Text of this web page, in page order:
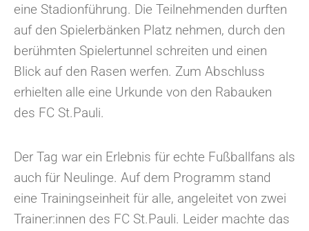
eine Stadionführung. Die Teilnehmenden durften
auf den Spielerbänken Platz nehmen, durch den
berühmten Spielertunnel schreiten und einen
Blick auf den Rasen werfen. Zum Abschluss
erhielten alle eine Urkunde von den Rabauken
des FC St.Pauli.
Der Tag war ein Erlebnis für echte Fußballfans als
auch für Neulinge. Auf dem Programm stand
eine Trainingseinheit für alle, angeleitet von zwei
Trainer:innen des FC St.Pauli. Leider machte das